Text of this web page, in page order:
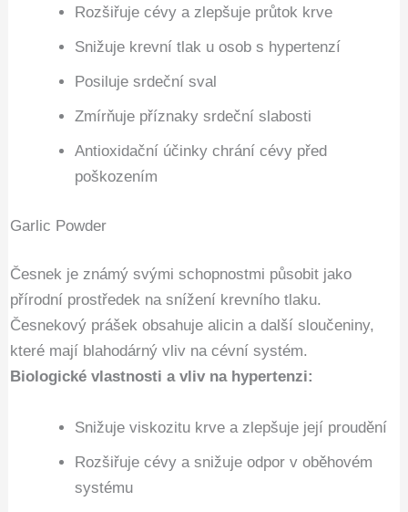
Rozšiřuje cévy a zlepšuje průtok krve
Snižuje krevní tlak u osob s hypertenzí
Posiluje srdeční sval
Zmírňuje příznaky srdeční slabosti
Antioxidační účinky chrání cévy před
poškozením
Garlic Powder
Česnek je známý svými schopnostmi působit jako
přírodní prostředek na snížení krevního tlaku.
Česnekový prášek obsahuje alicin a další sloučeniny,
které mají blahodárný vliv na cévní systém.
Biologické vlastnosti a vliv na hypertenzi:
Snižuje viskozitu krve a zlepšuje její proudění
Rozšiřuje cévy a snižuje odpor v oběhovém
systému